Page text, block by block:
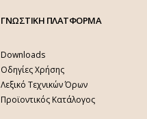
ΓΝΩΣΤΙΚΗ ΠΛΑΤΦΟΡΜΑ
Downloads
Οδηγίες Χρήσης
Λεξικό Τεχνικών Όρων
Προϊοντικός Κατάλογος